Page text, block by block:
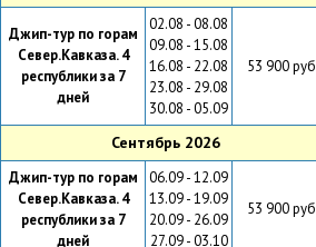
Джип-тур по горам
Север.Кавказа. 4
республики за 7
дней
02.08 - 08.08
09.08 - 15.08
16.08 - 22.08
23.08 - 29.08
30.08 - 05.09
53 900 руб
Сентябрь 2026
Джип-тур по горам
Север.Кавказа. 4
республики за 7
дней
06.09 - 12.09
13.09 - 19.09
20.09 - 26.09
27.09 - 03.10
53 900 руб